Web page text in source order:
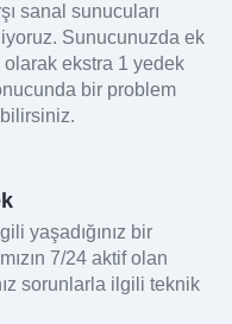
sanal sunucuları
Sunucunuzda ek
olarak ekstra 1 yedek
bir problem
yaşadığınız bir
7/24 aktif olan
sorunlarla ilgili teknik